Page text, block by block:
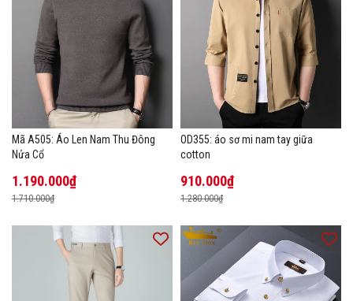
Mã A505: Áo Len Nam Thu Đông
Nửa Cổ
1.190.000₫
1.710.000₫
OD355: áo sơ mi nam tay giữa
cotton
910.000₫
1.280.000₫